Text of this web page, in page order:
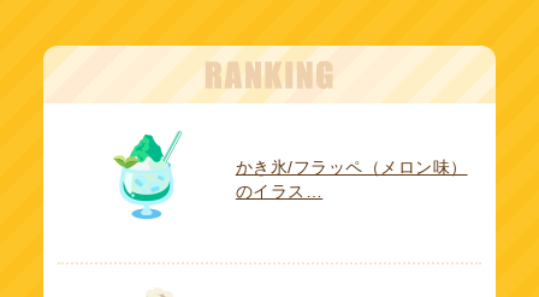
かき氷/フラッペ（メロン味）
のイラス…